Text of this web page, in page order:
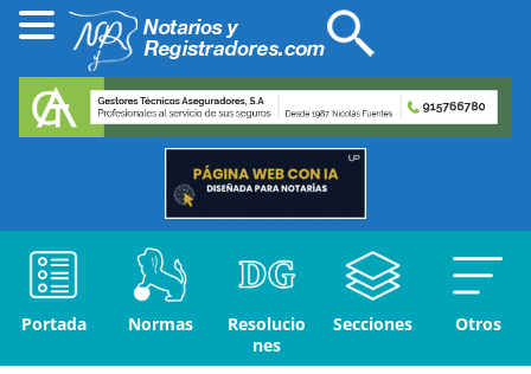
Portada Normas
Resolucio
nes
Secciones Otros